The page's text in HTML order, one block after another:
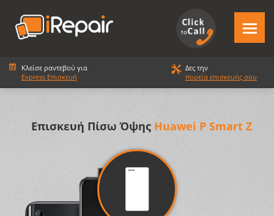
Κλείσε ραντεβού για
Express Επισκευή
Δες την
πορεία επισκευής σου
Επισκευή Πίσω Όψης Huawei P Smart Z